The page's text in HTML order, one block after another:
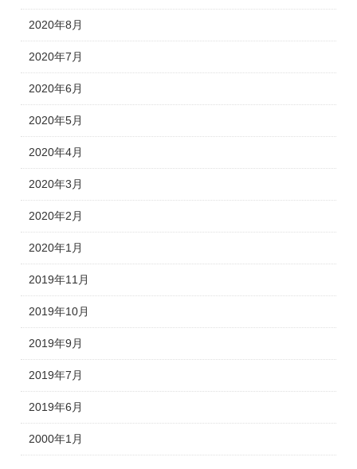
2020年8月
2020年7月
2020年6月
2020年5月
2020年4月
2020年3月
2020年2月
2020年1月
2019年11月
2019年10月
2019年9月
2019年7月
2019年6月
2000年1月